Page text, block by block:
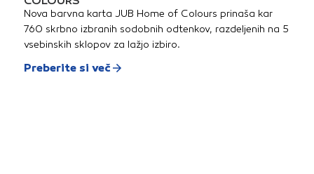
Nova barvna karta JUB Home of Colours prinaša kar
760 skrbno izbranih sodobnih odtenkov, razdeljenih na 5
vsebinskih sklopov za lažjo izbiro.
Preberite si več